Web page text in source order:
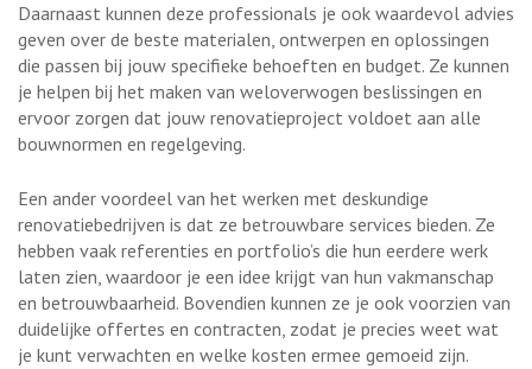
Daarnaast kunnen deze professionals je ook waardevol advies
geven over de beste materialen, ontwerpen en oplossingen
die passen bij jouw specifieke behoeften en budget. Ze kunnen
je helpen bij het maken van weloverwogen beslissingen en
ervoor zorgen dat jouw renovatieproject voldoet aan alle
bouwnormen en regelgeving.
Een ander voordeel van het werken met deskundige
renovatiebedrijven is dat ze betrouwbare services bieden. Ze
hebben vaak referenties en portfolio’s die hun eerdere werk
laten zien, waardoor je een idee krijgt van hun vakmanschap
en betrouwbaarheid. Bovendien kunnen ze je ook voorzien van
duidelijke offertes en contracten, zodat je precies weet wat
je kunt verwachten en welke kosten ermee gemoeid zijn.